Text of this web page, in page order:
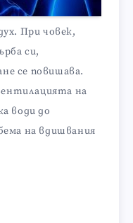
При човек,
си,
се повишава.
на
води до
на вдишвания